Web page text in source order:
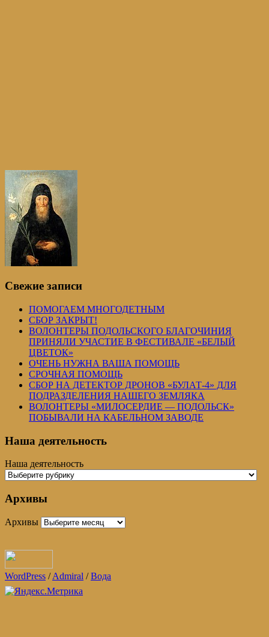
Свежие записи
ПОМОГАЕМ МНОГОДЕТНЫМ
СБОР ЗАКРЫТ!
ВОЛОНТЕРЫ ПОДОЛЬСКОГО БЛАГОЧИНИЯ
ПРИНЯЛИ УЧАСТИЕ В ФЕСТИВАЛЕ «БЕЛЫЙ
ЦВЕТОК»
ОЧЕНЬ НУЖНА ВАША ПОМОЩЬ
СРОЧНАЯ ПОМОЩЬ
СБОР НА ДЕТЕКТОР ДРОНОВ «БУЛАТ-4» ДЛЯ
ПОДРАЗДЕЛЕНИЯ НАШЕГО ЗЕМЛЯКА
ВОЛОНТЕРЫ «МИЛОСЕРДИЕ — ПОДОЛЬСК»
ПОБЫВАЛИ НА КАБЕЛЬНОМ ЗАВОДЕ
Наша деятельность
Наша деятельность
Архивы
Архивы
WordPress /Admiral /Вода